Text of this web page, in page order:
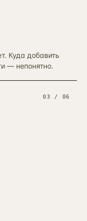
Куда добавить
— непонятно.
03 / 06